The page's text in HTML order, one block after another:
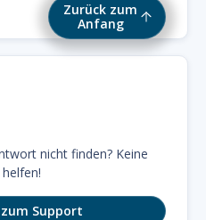
Zurück zum
Anfang
nicht finden? Keine
Support